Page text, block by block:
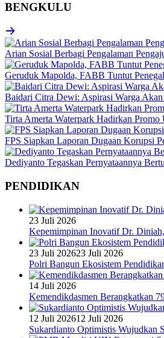
BENGKULU
Arian Sosial Berbagi Pengalaman
Geruduk Mapolda, FABB Tuntut
Baidari Citra Dewi: Aspirasi Warga
Tirta Amerta Waterpark Hadirkan
FPS Siapkan Laporan Dugaan Korupsi
Dediyanto Tegaskan Pernyataannya
PENDIDIKAN
23 Juli 2026
Kepemimpinan Inovatif Dr.
23 Juli 202623 Juli 2026
Polri Bangun Ekosistem
14 Juli 2026
Kemendikdasmen Berangkatkan
12 Juli 202612 Juli 2026
Sukardianto Optimistis Wujudkan